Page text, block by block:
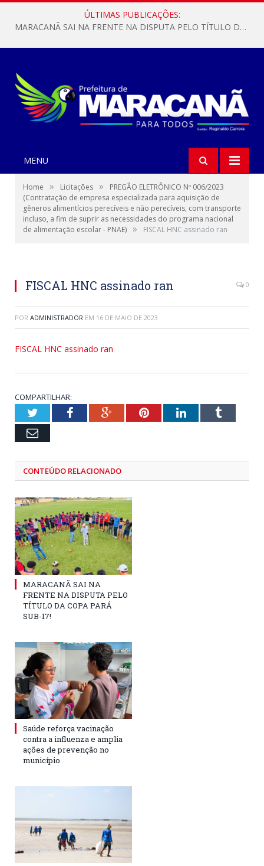
ÚLTIMAS PUBLICAÇÕES:
MARACANÃ SAI NA FRENTE NA DISPUTA PELO TÍTULO DA COPA PARÁ SUB-17!
MENU
Home » Licitações »
PREGÃO ELETRÔNICO Nº 006/2023
(Contratação de empresa especializada para aquisição de
gêneros alimentícios perecíveis e não perecíveis, com transporte
incluso, a fim de suprir as necessidades do programa nacional
de alimentação escolar - PNAE) » FISCAL HNC assinado ran
FISCAL HNC assinado ran 0
POR ADMINISTRADOR EM 16 DE MAIO DE 2023
FISCAL HNC assinado ran
COMPARTILHAR:
TwitterFacebookGoogle+PinterestLinkedInTumblr
Email
CONTEÚDO RELACIONADO
MARACANÃ SAI NA
FRENTE NA DISPUTA PELO
TÍTULO DA COPA PARÁ
SUB-17!
Saúde reforça vacinação
contra a influenza e amplia
ações de prevenção no
município